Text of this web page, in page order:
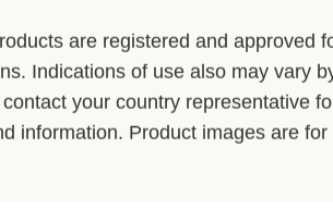
are registered and approved
Indications of use also may vary
your country representative
information. Product images are for
B. Braunについて
会社